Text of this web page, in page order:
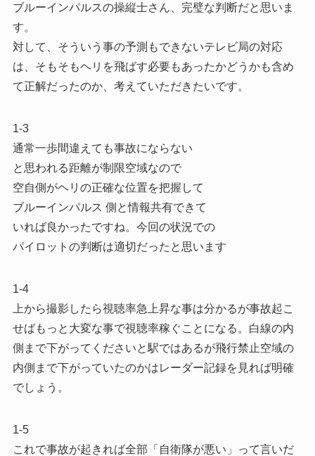
ブルーインパルスの操縦士さん、完璧な判断だと思いま
す。
対して、そういう事の予測もできないテレビ局の対応
は、そもそもヘリを飛ばす必要もあったかどうかも含め
て正解だったのか、考えていただきたいです。
1-3
通常一歩間違えても事故にならない
と思われる距離が制限空域なので
空自側がヘリの正確な位置を把握して
ブルーインパルス 側と情報共有できて
いれば良かったですね。今回の状況での
パイロットの判断は適切だったと思います
1-4
上から撮影したら視聴率急上昇な事は分かるが事故起こ
せばもっと大変な事で視聴率稼ぐことになる。白線の内
側まで下がってくださいと駅ではあるが飛行禁止空域の
内側まで下がっていたのかはレーダー記録を見れば明確
でしょう。
1-5
これで事故が起きれば全部「自衛隊が悪い」って言いだ